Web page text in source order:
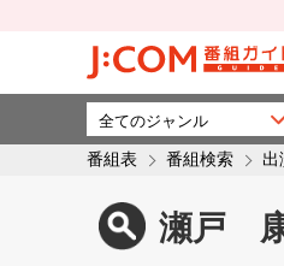
番組表 番組検索 出
瀬戸